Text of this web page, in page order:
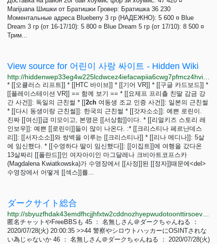
Marijuana Шишки от Братишки Гровер: Братишка 36 230
Моментальные адреса Blueberry 3 гр (НАДЕЖНО): 5 600 ¤ Blue
Dream 3 гр (от 16-17/10): 5 800 ¤ Blue Dream 5 гр (от 17/10): 8 500 ¤
Трим...
View source for 어린이 사랑 싸이트 - Hidden Wiki
* [[오큘러스 리프트]] * [[HTC 바이브]] * [[기어 VR]] * [[구글 카드보드]] *
[[플레이스테이션 VR]] == 함께 보기 == * [[요제프 프리츨 친딸 감금 강
간 사건]]: 독일의 근친썰 * [[2ch 여동생 조교 인증 사건]]: 일본의 근친썰
* [[다시 동생이랑 근친썰]]: 한국의 근친썰 * [[갓자소소]]: 예쁜 로린이.
진짜 [[여신]]급 미모이고, 본명은 [[서상함]]이다. * [[리얼키즈 스토리 레
인보우]]: 예쁜 [[로린이]]들이 많이 나온다. :* [[크리스티나 페르난데스
리]]: [[서자소소]]와 쌍벽을 이루는 [[크리스티나]] * [[리나 메디나]]: 5살
에 임신했다. * [[수영하다 딸이 임신했다]]: [[이집트]]에 여행을 갔다온
13살짜리 [[폴란드]]인 여자아이인 마그달레나 크비아트코프스카
(Magdalena Kwiatkowska)가 수영장에서 [[사정]]된 [[정자]]때문에<del>
수영장에서 어떻게 [[섹스]]를...
ダークサイト総合
匿名チャットやFreeBBSも 45 ： 名無しさん＠ダークちゃんねる ：
2020/07/28(火) 20:00:35 >>44 警察やシロウトハッカーにOSINTされな
い為じゃないか 46 ： 名無しさん＠ダークちゃんねる ： 2020/07/28(火)